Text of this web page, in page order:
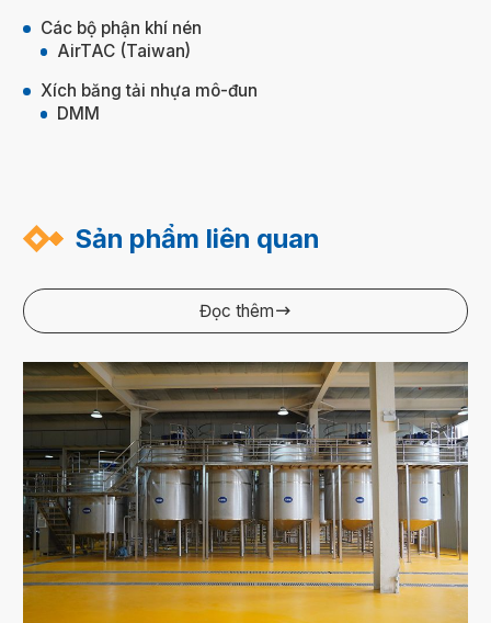
Các bộ phận khí nén
AirTAC (Taiwan)
Xích băng tải nhựa mô-đun
DMM
Sản phẩm liên quan
Đọc thêm